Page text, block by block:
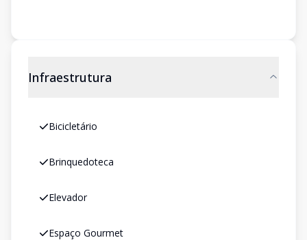
Infraestrutura
Bicicletário
Brinquedoteca
Elevador
Espaço Gourmet